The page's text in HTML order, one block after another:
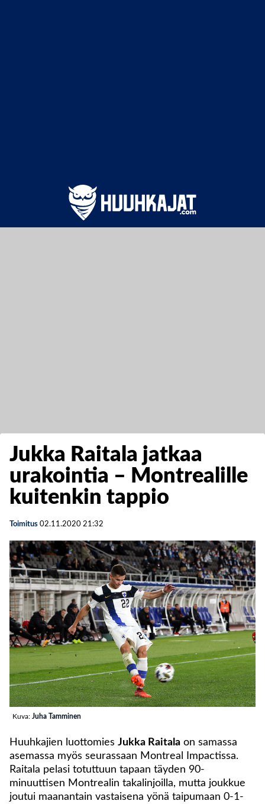
Jukka Raitala jatkaa
urakointia – Montrealille
kuitenkin tappio
Toimitus 02.11.2020 21:32
Kuva: Juha Tamminen
Huuhkajien luottomies Jukka Raitala on samassa
asemassa myös seurassaan Montreal Impactissa.
Raitala pelasi totuttuun tapaan täyden 90-
minuuttisen Montrealin takalinjoilla, mutta joukkue
joutui maanantain vastaisena yönä taipumaan 0-1-